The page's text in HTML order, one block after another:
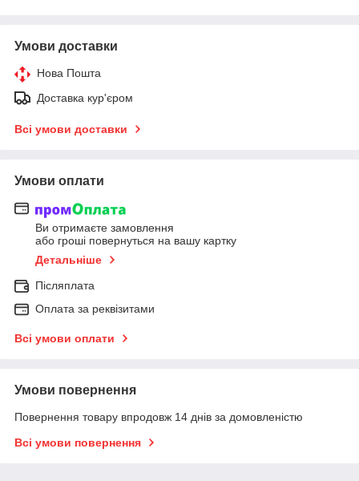
Умови доставки
Нова Пошта
Доставка кур'єром
Всі умови доставки
Умови оплати
Ви отримаєте замовлення
або гроші повернуться на вашу картку
Детальніше
Післяплата
Оплата за реквізитами
Всі умови оплати
Умови повернення
Повернення товару впродовж 14 днів за домовленістю
Всі умови повернення